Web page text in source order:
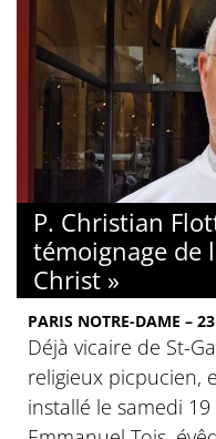
P. Christian
témoignage de
Christ »
PARIS NOTRE-DAME –
Déjà vicaire de St-
religieux picpucien,
installé le samedi